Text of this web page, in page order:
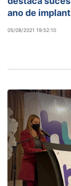
ano de
05/08/2021 19:52:10